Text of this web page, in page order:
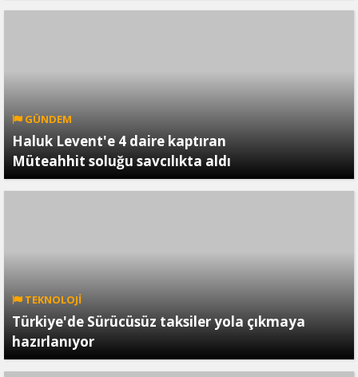
GÜNDEM
Haluk Levent'e 4 daire kaptıran
Müteahhit soluğu savcılıkta aldı
TEKNOLOJİ
Türkiye'de Sürücüsüz taksiler yola çıkmaya
hazırlanıyor